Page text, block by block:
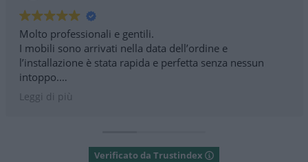
e gentili.
arrivati nella data dell’ordine e
è stata rapida e perfetta senza nessun
L'area
Verificato da Trustindex